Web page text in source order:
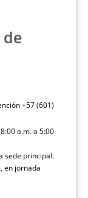
+57 (601)
a.m. a 5:00
sede principal:
en jornada